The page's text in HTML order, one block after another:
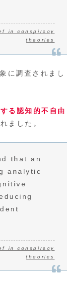
in conspiracy
theories
に調査されまし
る認知的不自由
ました。
that an
analytic
in conspiracy
theories